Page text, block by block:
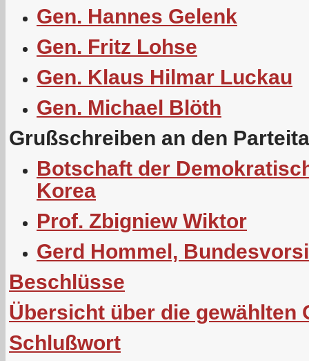
Gen. Hannes Gelenk
Gen. Fritz Lohse
Gen. Klaus Hilmar Luckau
Gen. Michael Blöth
Grußschreiben an den
Botschaft der
Korea
Prof. Zbigniew Wiktor
Gerd Hommel,
Beschlüsse
Übersicht über die gewählten
Schlußwort